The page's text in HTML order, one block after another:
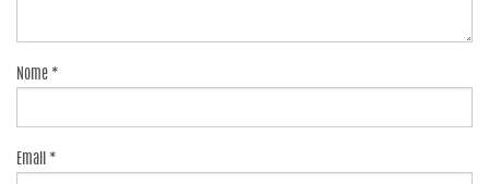
Nome *
Email *